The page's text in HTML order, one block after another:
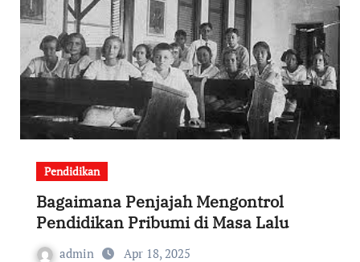
Pendidikan
Bagaimana Penjajah Mengontrol
Pendidikan Pribumi di Masa Lalu
admin Apr 18, 2025